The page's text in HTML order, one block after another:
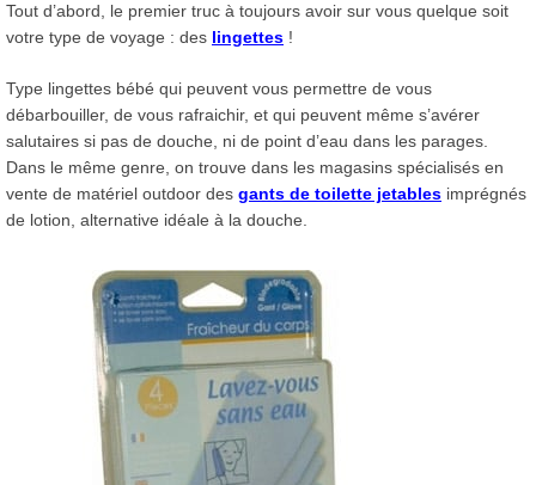
Tout d’abord, le premier truc à toujours avoir sur vous quelque soit
votre type de voyage : des lingettes !
Type lingettes bébé qui peuvent vous permettre de vous
débarbouiller, de vous rafraichir, et qui peuvent même s’avérer
salutaires si pas de douche, ni de point d’eau dans les parages.
Dans le même genre, on trouve dans les magasins spécialisés en
vente de matériel outdoor des gants de toilette jetables imprégnés
de lotion, alternative idéale à la douche.